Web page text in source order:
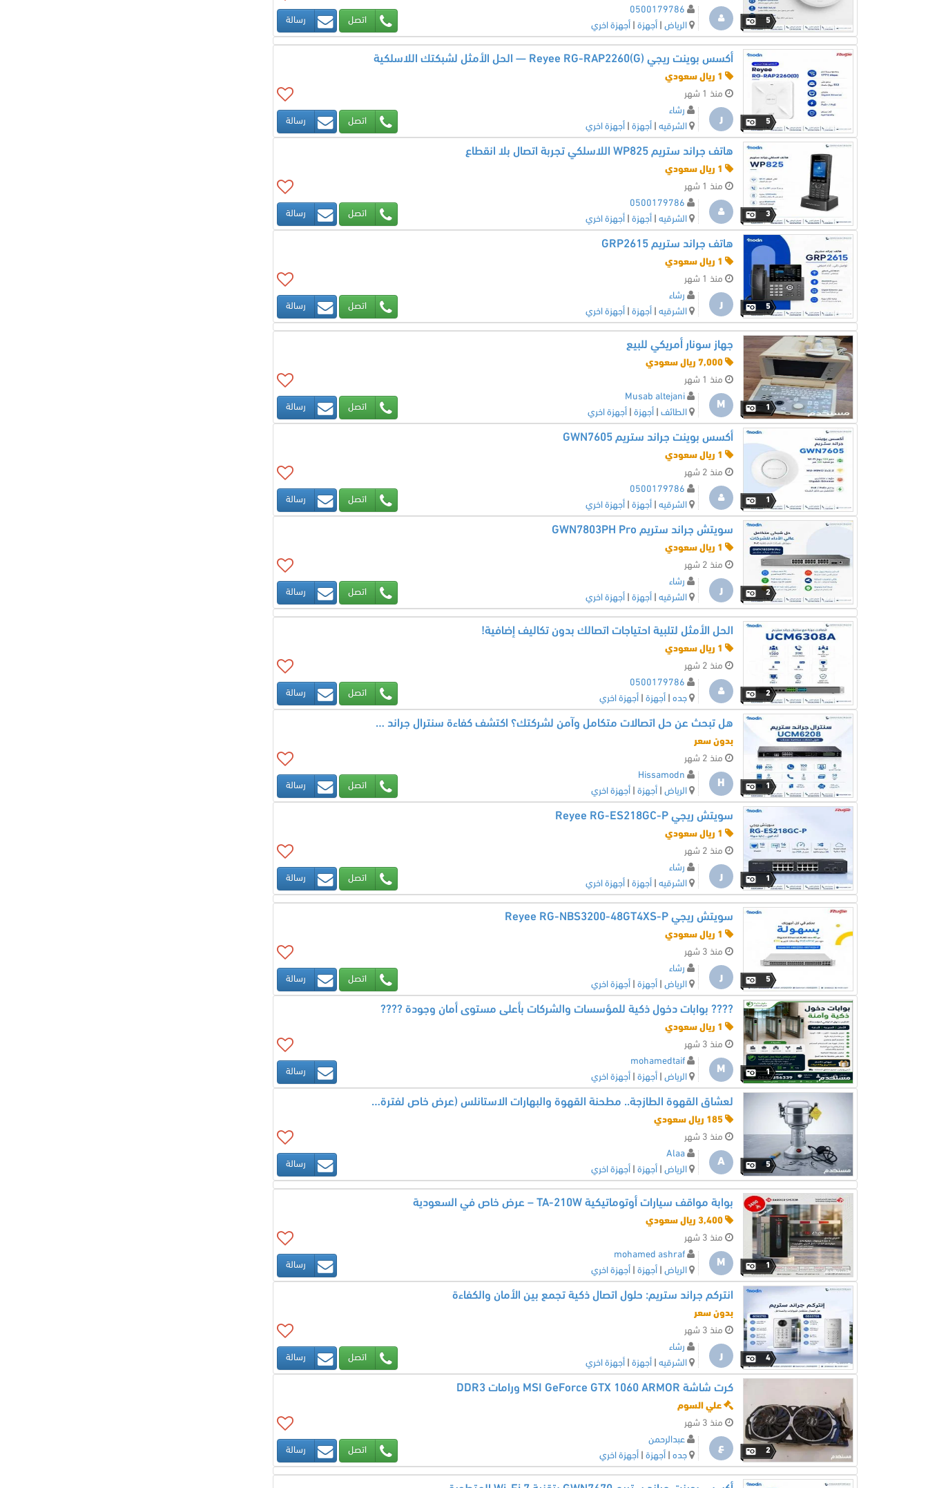
5
0500179786
الرياض
أجهزة أجهزة اخري
اتصل رسالة
5
أكسس بوينت ريجي Reyee RG-RAP2260(G) — الحل الأمثل لشبكتك اللاسلكية
منذ 1 شهر
ر
رشاء
الشرقيه
أجهزة أجهزة اخري
اتصل رسالة
3
هاتف جراند ستريم WP825 اللاسلكي تجربة اتصال بلا انقطاع
منذ 1 شهر
0500179786
الشرقيه
أجهزة أجهزة اخري
اتصل رسالة
5
هاتف جراند ستريم GRP2615
منذ 1 شهر
ر
رشاء
الشرقيه
أجهزة أجهزة اخري
اتصل رسالة
1
جهاز سونار أمريكي للبيع
7,000 ريال سعودي
منذ 1 شهر
M
Musab altejani
الطائف
أجهزة أجهزة اخري
اتصل رسالة
1
أكسس بوينت جراند ستريم GWN7605
منذ 2 شهر
0500179786
الشرقيه
أجهزة أجهزة اخري
اتصل رسالة
2
سويتش جراند ستريم GWN7803PH Pro
منذ 2 شهر
ر
رشاء
الشرقيه
أجهزة أجهزة اخري
اتصل رسالة
2
الحل الأمثل لتلبية احتياجات اتصالك بدون تكاليف إضافية!
منذ 2 شهر
0500179786
جده
أجهزة أجهزة اخري
اتصل رسالة
1
هل تبحث عن حل اتصالات متكامل وآمن لشركتك؟ اكتشف كفاءة سنترال جراند ستريم UCM6208
بدون سعر
منذ 2 شهر
H
Hissamodn
الرياض
أجهزة أجهزة اخري
اتصل رسالة
1
سويتش ريجي Reyee RG-ES218GC-P
منذ 2 شهر
ر
رشاء
الشرقيه
أجهزة أجهزة اخري
اتصل رسالة
5
سويتش ريجي Reyee RG-NBS3200-48GT4XS-P
منذ 3 شهر
ر
رشاء
الرياض
أجهزة أجهزة اخري
اتصل رسالة
1
???? بوابات دخول ذكية للمؤسسات والشركات بأعلى مستوى أمان وجودة ????
منذ 3 شهر
M
mohamedtaif
الرياض
أجهزة أجهزة اخري
رسالة
5
لعشاق القهوة الطازجة.. مطحنة القهوة والبهارات الاستانلس (عرض خاص لفترة محدودة)
185 ريال سعودي
منذ 3 شهر
A
Alaa
الرياض
أجهزة أجهزة اخري
رسالة
1
بوابة مواقف سيارات أوتوماتيكية TA-210W – عرض خاص في السعودية
3,400 ريال سعودي
منذ 3 شهر
M
mohamed ashraf
الرياض
أجهزة أجهزة اخري
رسالة
4
انتركم جراند ستريم: حلول اتصال ذكية تجمع بين الأمان والكفاءة
بدون سعر
منذ 3 شهر
ر
رشاء
الشرقيه
أجهزة أجهزة اخري
اتصل رسالة
2
كرت شاشة MSI GeForce GTX 1060 ARMOR ورامات DDR3
علي السوم
منذ 3 شهر
ع
عبدالرحمن
جده
أجهزة أجهزة اخري
اتصل رسالة